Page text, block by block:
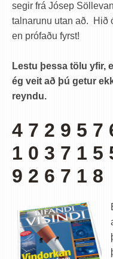
segir frá Jósep
talnarunu utan að. Hið
en prófaðu fyrst!
Lestu þessa tölu yfir,
ég veit að þú getur
reyndu.
4 7 2 9 5 7
1 0 3 7 1 5
9 2 6 7 1 8